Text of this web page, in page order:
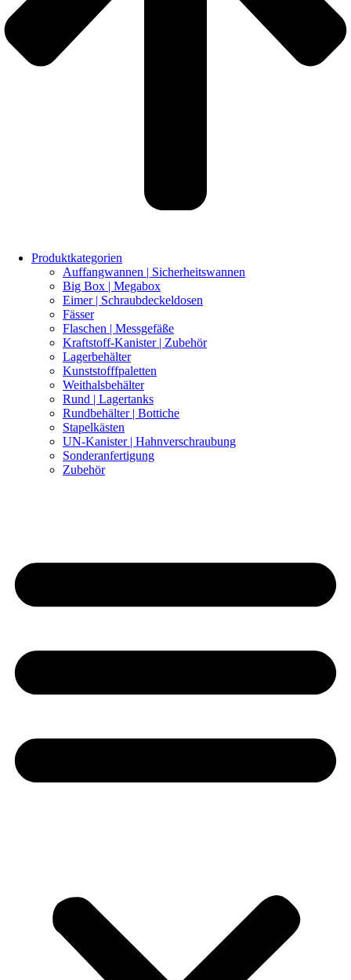
Produktkategorien
Auffangwannen | Sicherheitswannen
Big Box | Megabox
Eimer | Schraubdeckeldosen
Fässer
Flaschen | Messgefäße
Kraftstoff-Kanister | Zubehör
Lagerbehälter
Kunststofffpaletten
Weithalsbehälter
Rund | Lagertanks
Rundbehälter | Bottiche
Stapelkästen
UN-Kanister | Hahnverschraubung
Sonderanfertigung
Zubehör